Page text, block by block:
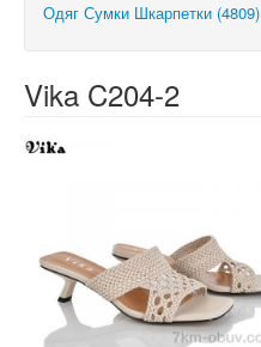
Одяг Сумки Шкарпетки (4809)
Vika C204-2